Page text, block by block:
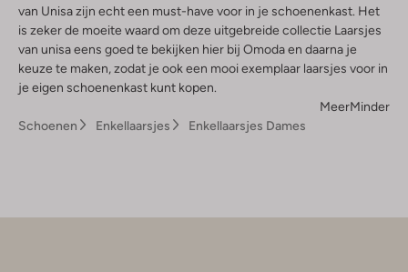
van Unisa zijn echt een must-have voor in je schoenenkast. Het
is zeker de moeite waard om deze uitgebreide collectie Laarsjes
van unisa eens goed te bekijken hier bij Omoda en daarna je
keuze te maken, zodat je ook een mooi exemplaar laarsjes voor in
je eigen schoenenkast kunt kopen.
MeerMinder
Schoenen
Enkellaarsjes Enkellaarsjes Dames